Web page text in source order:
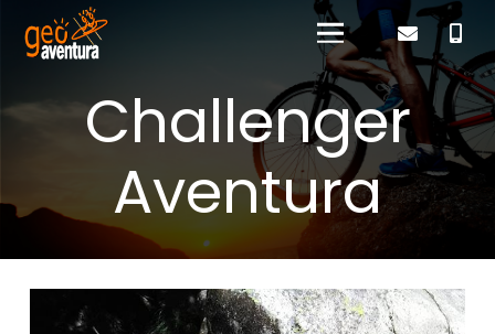
Challenger
Aventura